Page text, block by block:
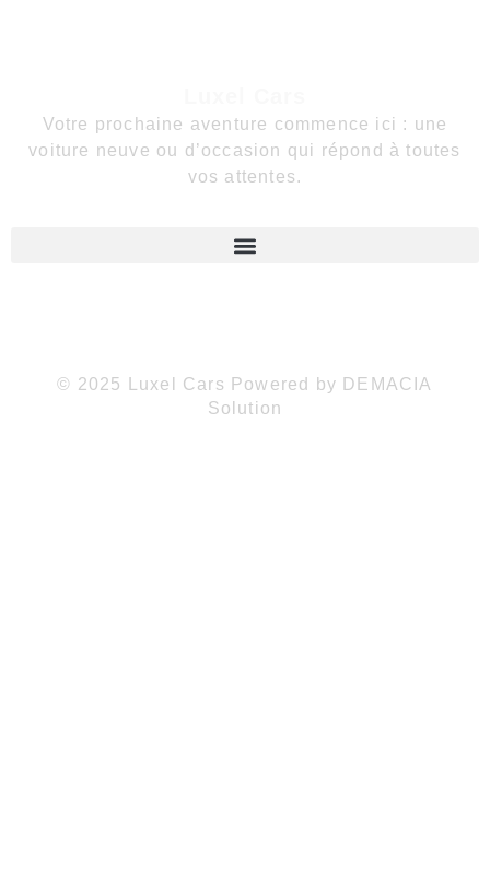
Votre prochaine aventure commence ici : une
voiture neuve ou d’occasion qui répond à toutes
vos attentes.
© 2025 Luxel Cars Powered by DEMACIA
Solution